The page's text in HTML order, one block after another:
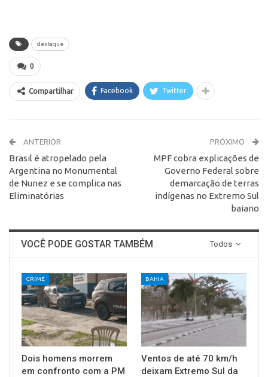
destaque
0
Compartilhar Facebook Twitter
ANTERIOR
Brasil é atropelado pela
Argentina no Monumental
de Nunez e se complica nas
Eliminatórias
PRÓXIMO
MPF cobra explicações de
Governo Federal sobre
demarcação de terras
indígenas no Extremo Sul
baiano
Todos
VOCÊ PODE GOSTAR TAMBÉM
CRIME
Dois homens morrem
em confronto com a PM
BAHIA
Ventos de até 70 km/h
deixam Extremo Sul da